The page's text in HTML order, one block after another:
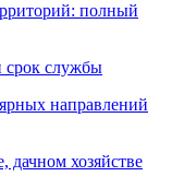
полный
срок службы
направлений
дачном хозяйстве